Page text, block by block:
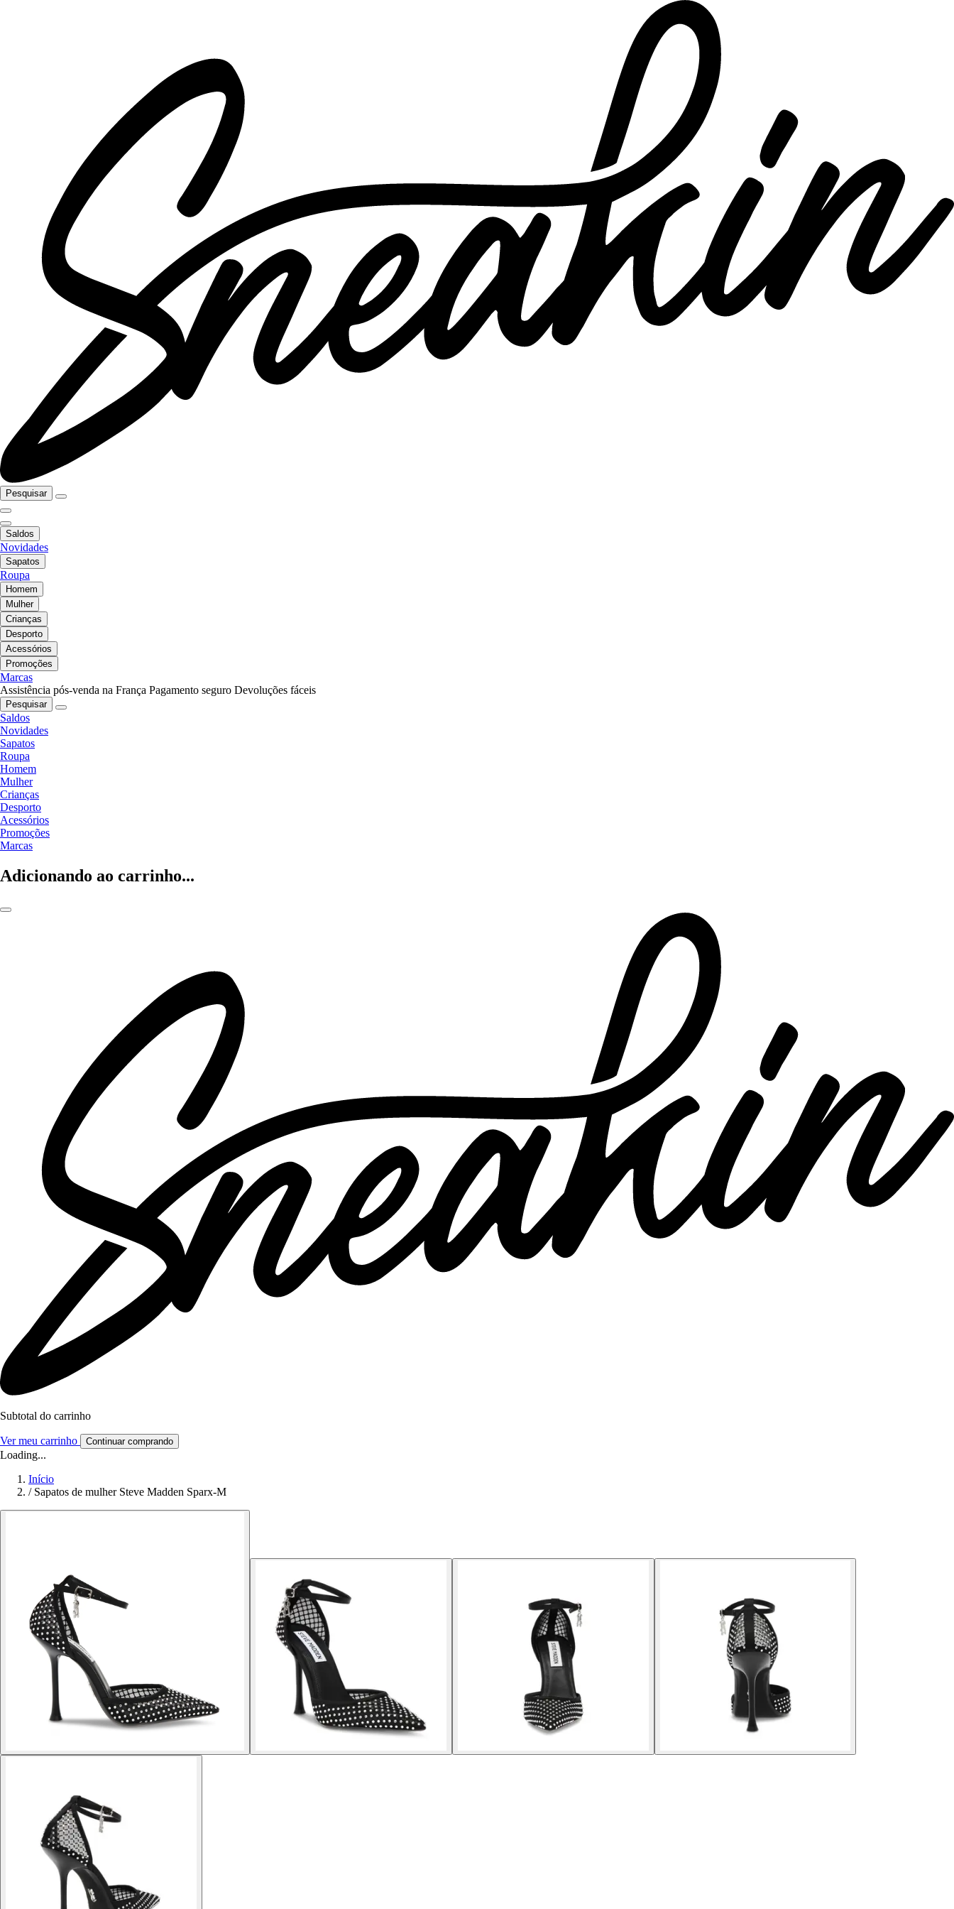
Pesquisar
Saldos
Novidades
Sapatos
Roupa
Homem
Mulher
Crianças
Desporto
Acessórios
Promoções
Marcas
Assistência pós-venda na França Pagamento seguro Devoluções fáceis
Pesquisar
Saldos
Novidades
Sapatos
Roupa
Homem
Mulher
Crianças
Desporto
Acessórios
Promoções
Marcas
Adicionando ao carrinho...
Subtotal do carrinho
Ver meu carrinho Continuar comprando
Loading...
Início
/ Sapatos de mulher Steve Madden Sparx-M